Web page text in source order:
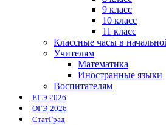
9 класс
10 класс
11 класс
Классные часы в
Учителям
Математика
Иностранные языки
Воспитателям
ЕГЭ 2026
ОГЭ 2026
СтатГрад